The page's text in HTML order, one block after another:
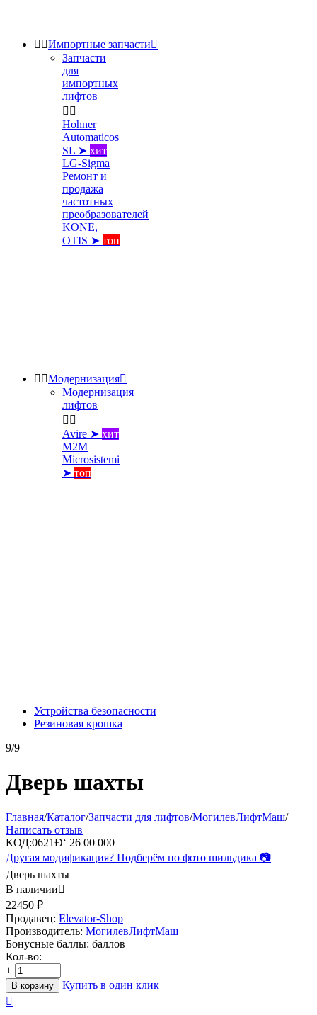
 Импортные запчасти
Запчасти
для
импортных
лифтов
 
Hohner
Automaticos
SL ➤ хит
LG-Sigma
Ремонт и
продажа
частотных
преобразователей
KONE,
OTIS ➤ топ
 Модернизация
Модернизация
лифтов
 
Avire ➤ хит
M2M
Microsistemi
➤ топ
Устройства безопасности
Резиновая крошка
9/9
Дверь шахты
Главная/Каталог/Запчасти для лифтов/МогилевЛифтМаш/
Написать отзыв
КОД:0621Ð‘ 26 00 000
Другая модификация? Подберём по фото шильдика 📷
Дверь шахты
В наличии
22450 ₽
Продавец: Elevator-Shop
Производитель: МогилевЛифтМаш
Бонусные баллы: баллов
Кол-во:
+
−
В корзину
Купить в один клик
